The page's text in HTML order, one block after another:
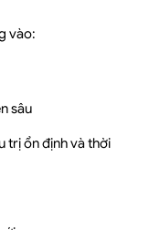
vào:
sâu
trị ổn định và thời